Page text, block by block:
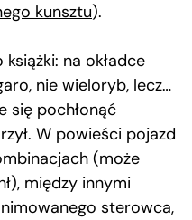
kunsztu).
na okładce
nie wieloryb, lecz…
się pochłonąć
W powieści pojazd
(może
między innymi
sterowca,